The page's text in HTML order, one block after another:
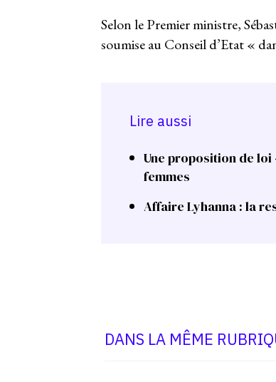
Selon le Premier ministre,
soumise au Conseil d’Etat «
Lire aussi
Une proposition de
femmes
Affaire Lyhanna : la
DANS LA MÊME